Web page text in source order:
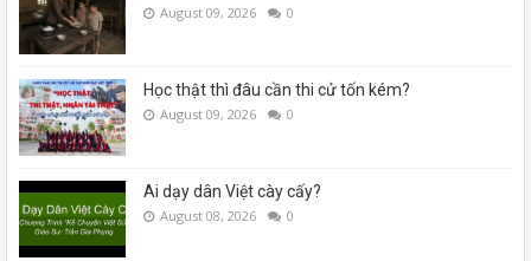
August 09, 2026 0
Học thật thì đâu cần thi cử tốn kém?
August 09, 2026 0
Ai dạy dân Việt cày cấy?
August 08, 2026 0